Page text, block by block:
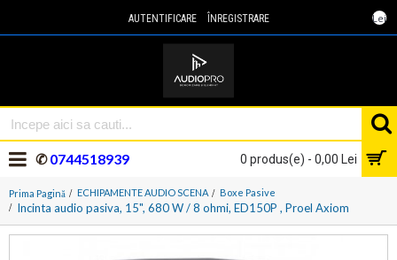
Lei
AUTENTIFICARE ÎNREGISTRARE
0 produs(e) - 0,00 Lei
✆0744518939
Prima Pagină ECHIPAMENTE AUDIO SCENA Boxe Pasive
Incinta audio pasiva, 15", 680 W / 8 ohmi, ED150P , Proel Axiom